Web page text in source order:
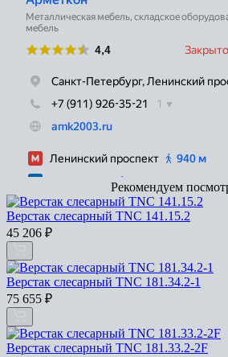
Рекомендуем
Верстак слесарный TNC 141.15.2
45 206 ₽
Верстак слесарный TNC 181.34.2-1
75 655 ₽
Верстак слесарный TNC 181.33.2-2F